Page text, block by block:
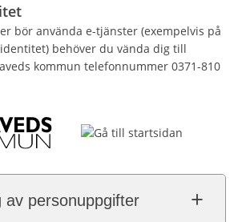
bör använda e-tjänster (exempelvis på
behöver du vända dig till
kommun telefonnummer 0371-810
av personuppgifter